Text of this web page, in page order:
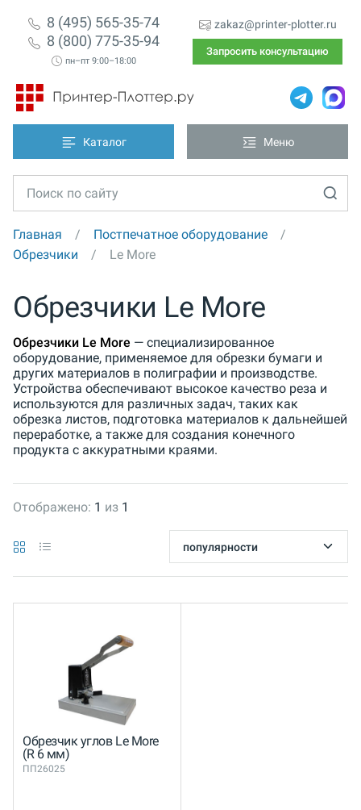
8 (495) 565-35-74
8 (800) 775-35-94
пн–пт 9:00–18:00
zakaz@printer-plotter.ru
Запросить консультацию
Каталог Меню
Главная
Постпечатное оборудование
Обрезчики
Le More
Обрезчики Le More
Обрезчики Le More — специализированное
оборудование, применяемое для обрезки бумаги и
других материалов в полиграфии и производстве.
Устройства обеспечивают высокое качество реза и
используются для различных задач, таких как
обрезка листов, подготовка материалов к дальнейшей
переработке, а также для создания конечного
продукта с аккуратными краями.
Отображено: 1 из 1
Обрезчик углов Le More
(R 6 мм)
ПП26025